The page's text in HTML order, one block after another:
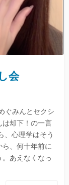
会
ぐみんとセクシ
は却下！の一言
、心理学はそう
ら、何十年前に
あえなくなっ